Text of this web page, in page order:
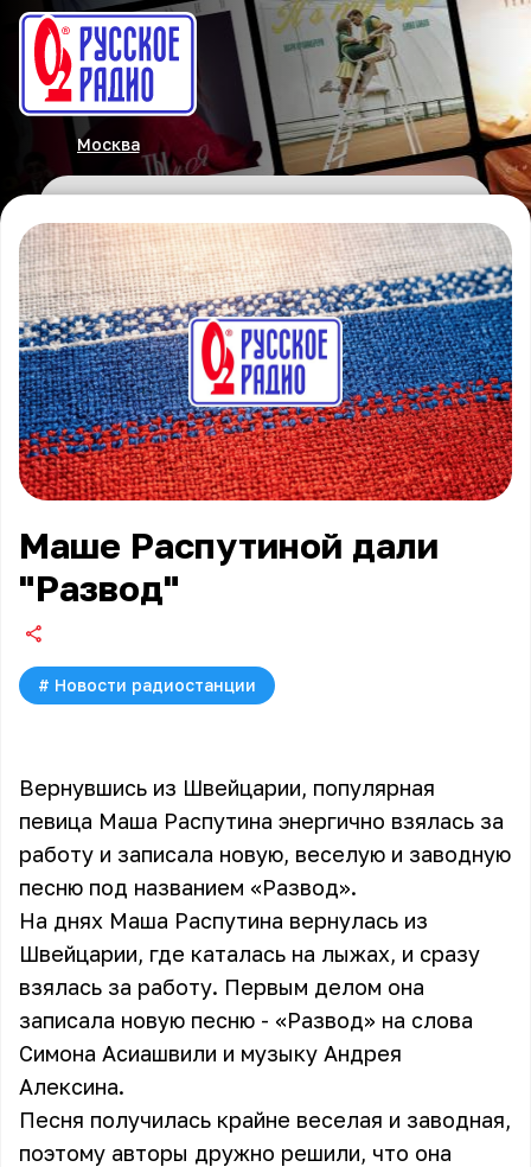
Москва
Маше Распутиной дали
"Развод"
# Новости радиостанции
Вернувшись из Швейцарии, популярная
певица Маша Распутина энергично взялась за
работу и записала новую, веселую и заводную
песню под названием «Развод».
На днях Маша Распутина вернулась из
Швейцарии, где каталась на лыжах, и сразу
взялась за работу. Первым делом она
записала новую песню - «Развод» на слова
Симона Асиашвили и музыку Андрея
Алексина.
Песня получилась крайне веселая и заводная,
поэтому авторы дружно решили, что она